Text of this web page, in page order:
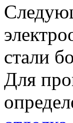
стали
Для